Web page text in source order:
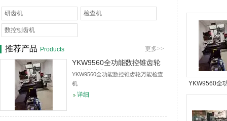
YKW9560全
锥齿轮万能
研齿机 检查机
数控刨齿机
推荐产品 Products 更多>>
YKW9560全功能数控锥齿轮
万能检查机
YKW9560全功能数控锥齿轮万能检查
机
详细